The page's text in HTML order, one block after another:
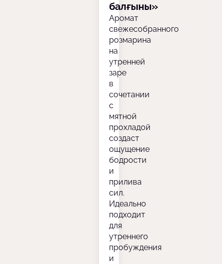
балғыны»
Аромат
свежесобранного
розмарина
на
утренней
заре
в
сочетании
с
мятной
прохладой
создаст
ощущение
бодрости
и
прилива
сил.
Идеально
подходит
для
утреннего
пробуждения
и